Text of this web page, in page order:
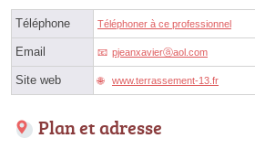
Téléphone Téléphoner à ce professionnel
Email pjeanxavierⓐaol.com
Site web www.terrassement-13.fr
Plan et adresse